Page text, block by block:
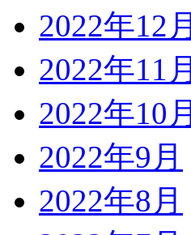
2022年12月
2022年11月
2022年10月
2022年9月
2022年8月